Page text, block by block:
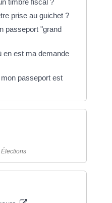
prise au guichet ?
passeport "grand
en est ma demande
passeport est